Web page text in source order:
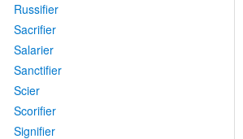
Russifier
Sacrifier
Salarier
Sanctifier
Scier
Scorifier
Signifier